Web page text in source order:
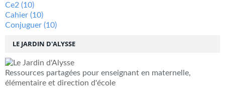
LE JARDIN D'ALYSSE
Ressources partagées pour enseignant en maternelle,
élémentaire et direction d'école
Ce2 (10)
Cahier (10)
Conjuguer (10)